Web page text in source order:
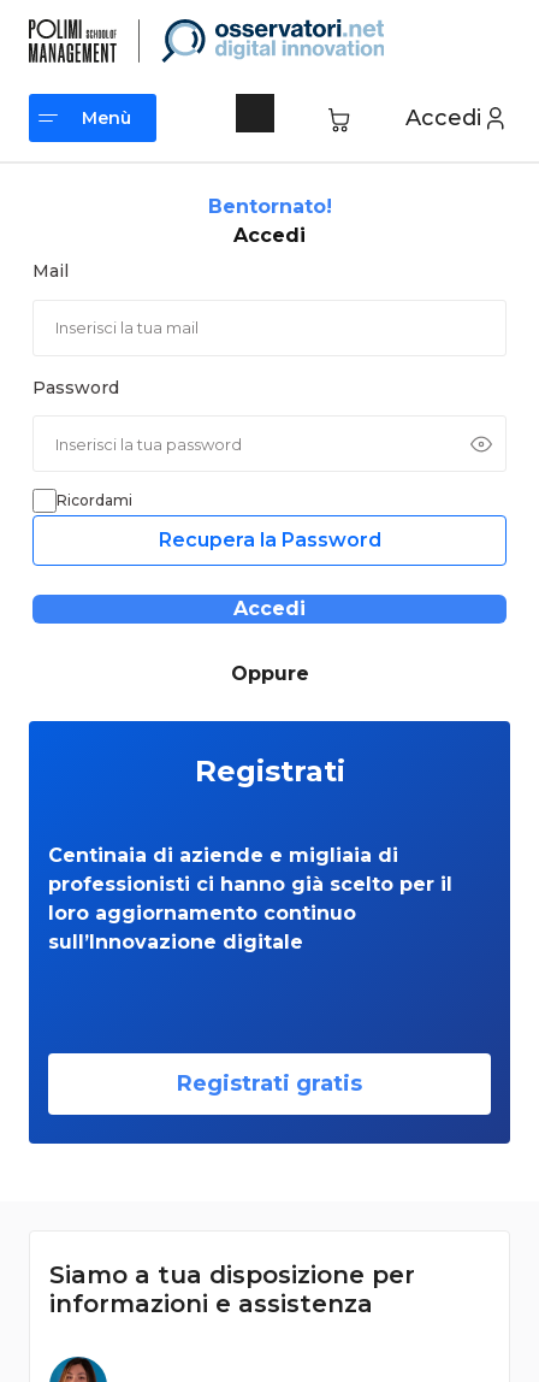
contenuto
Accedi
Menù
Bentornato!
Accedi
Mail
Password
Ricordami
Recupera la Password
Accedi
Oppure
Registrati
Centinaia di aziende e migliaia di
professionisti ci hanno già scelto per il
loro aggiornamento continuo
sull’Innovazione digitale
Registrati gratis
Siamo a tua disposizione per
informazioni e assistenza